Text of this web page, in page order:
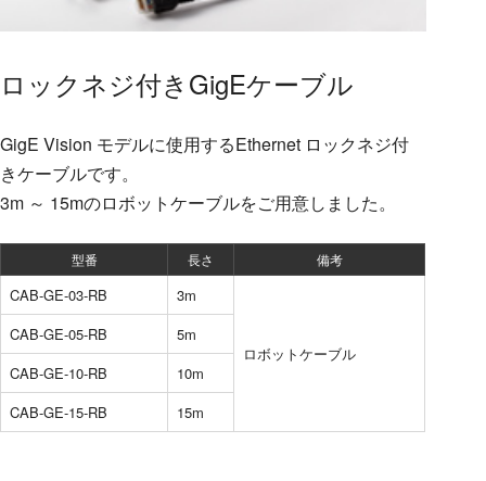
ロックネジ付きGigEケーブル
GigE Vision モデルに使用するEthernet ロックネジ付
きケーブルです。
3m ～ 15mのロボットケーブルをご用意しました。
型番 長さ 備考
CAB-GE-03-RB 3m
ロボットケーブル
CAB-GE-05-RB
5m
CAB-GE-10-RB
10m
CAB-GE-15-RB
15m